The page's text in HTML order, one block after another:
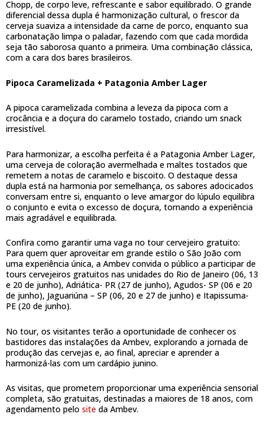
Chopp, de corpo leve, refrescante e sabor equilibrado. O grande
diferencial dessa dupla é harmonização cultural, o frescor da
cerveja suaviza a intensidade da carne de porco, enquanto sua
carbonatação limpa o paladar, fazendo com que cada mordida
seja tão saborosa quanto a primeira. Uma combinação clássica,
com a cara dos bares brasileiros.
Pipoca Caramelizada + Patagonia Amber Lager
A pipoca caramelizada combina a leveza da pipoca com a
crocância e a doçura do caramelo tostado, criando um snack
irresistível.
Para harmonizar, a escolha perfeita é a Patagonia Amber Lager,
uma cerveja de coloração avermelhada e maltes tostados que
remetem a notas de caramelo e biscoito. O destaque dessa
dupla está na harmonia por semelhança, os sabores adocicados
conversam entre si, enquanto o leve amargor do lúpulo equilibra
o conjunto e evita o excesso de doçura, tornando a experiência
mais agradável e equilibrada.
Confira como garantir uma vaga no tour cervejeiro gratuito:
Para quem quer aproveitar em grande estilo o São João com
uma experiência única, a Ambev convida o público a participar de
tours cervejeiros gratuitos nas unidades do Rio de Janeiro (06, 13
e 20 de junho), Adriática- PR (27 de junho), Agudos- SP (06 e 20
de junho), Jaguariúna – SP (06, 20 e 27 de junho) e Itapissuma-
PE (20 de junho).
No tour, os visitantes terão a oportunidade de conhecer os
bastidores das instalações da Ambev, explorando a jornada de
produção das cervejas e, ao final, apreciar e aprender a
harmonizá-las com um cardápio junino.
As visitas, que prometem proporcionar uma experiência sensorial
completa, são gratuitas, destinadas a maiores de 18 anos, com
agendamento pelo site da Ambev.